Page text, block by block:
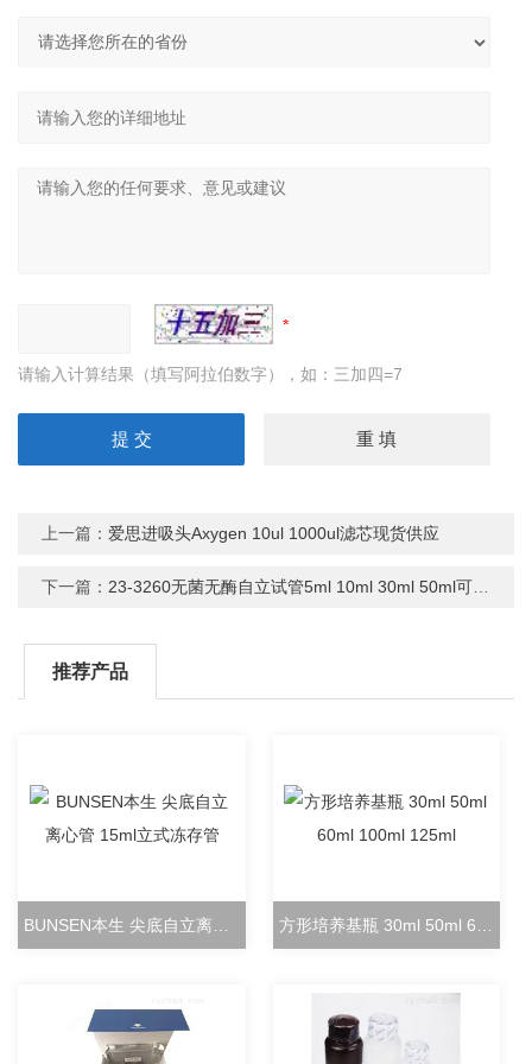
请输入计算结果（填写阿拉伯数字），如：三加四=7
上一篇： 爱思进吸头Axygen 10ul 1000ul滤芯现货供应
下一篇： 23-3260无菌无酶自立试管5ml 10ml 30ml 50ml可立管
推荐产品